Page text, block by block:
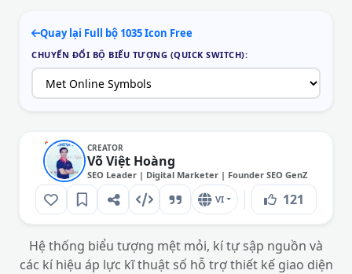
Quay lại Full bộ 1035 Icon Free
CHUYỂN ĐỔI BỘ BIỂU TƯỢNG (QUICK SWITCH):
CREATOR
Võ Việt Hoàng
SEO Leader | Digital Marketer | Founder SEO GenZ
VI 121
Hệ thống biểu tượng mệt mỏi, kí tự sập nguồn và
các kí hiệu áp lực kĩ thuật số hỗ trợ thiết kế giao diện